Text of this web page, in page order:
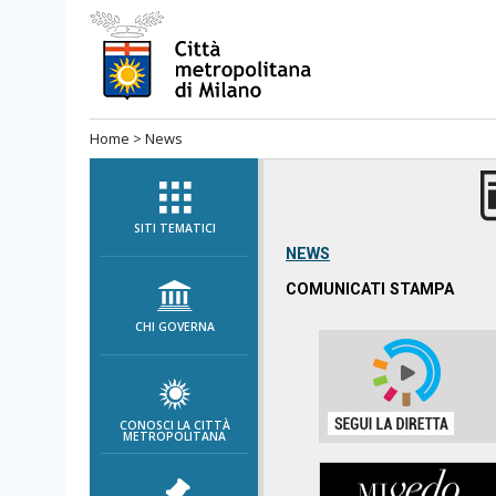
Salta
al
menù
navigazione
Salta
al
menù
navigazione
interna
Salta
contenuto
Salta
Home > News
SITI TEMATICI
CHI GOVERNA
CONOSCI LA CITTÀ
METROPOLITANA
NEWS
COMUNICATI STAMPA